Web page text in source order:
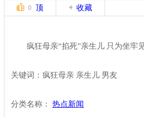
0 顶 收藏
疯狂母亲“掐死”亲生儿 只为坐牢
关键词：疯狂母亲 亲生儿 男友
分类名称： 热点新闻